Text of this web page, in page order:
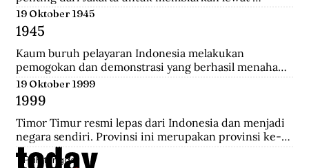
Pilih tanggal
serangkaian kereta api memuat 90 Kaigun (Angkatan
Laut Jepang) yang akan melintasi Stasiun Bekasi.
Namun saat tiba, rakyat dan pejuang Bekasi langsung
melakukan pengepungan hingga terjadi penembakan
yang akhirnya saling serbu.
19 Oktober 1945
1945
Kaum buruh pelayaran Indonesia melakukan
pemogokan dan demonstrasi yang berhasil menahan
sebelas kapal Belanda di Pelabuhan New York yang
akan mengangkut perlengkapan perang yang
diperoleh dari Pemerintah AS.
19 Oktober 1999
1999
Timor Timur resmi lepas dari Indonesia dan menjadi
negara sendiri. Provinsi ini merupakan provinsi ke-27
Indonesia selama 24 tahun.